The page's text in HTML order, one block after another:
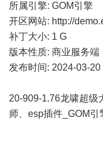
所属引擎: GOM引擎
开区网站: http://
补丁大小: 1 G
版本性质: 商业服务端
发布时间: 2024-03-20
20-909-1.76龙啸超级
师、esp插件_GOM引